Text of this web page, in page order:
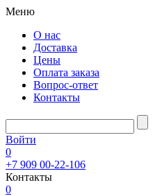
Меню
О нас
Доставка
Цены
Оплата заказа
Вопрос-ответ
Контакты
Войти
0
+7 909 00-22-106
Контакты
0